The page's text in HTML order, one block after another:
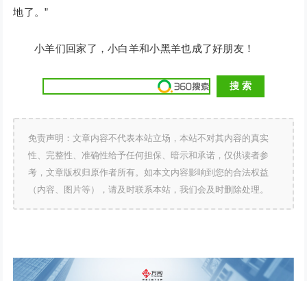
地了。”
小羊们回家了，小白羊和小黑羊也成了好朋友！
免责声明：文章内容不代表本站立场，本站不对其内容的真实
性、完整性、准确性给予任何担保、暗示和承诺，仅供读者参
考，文章版权归原作者所有。如本文内容影响到您的合法权益
（内容、图片等），请及时联系本站，我们会及时删除处理。